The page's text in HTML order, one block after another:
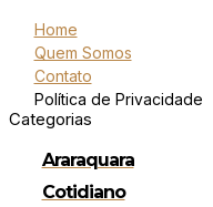
Home
Quem Somos
Contato
Política de Privacidade
Categorias
Araraquara
Cotidiano